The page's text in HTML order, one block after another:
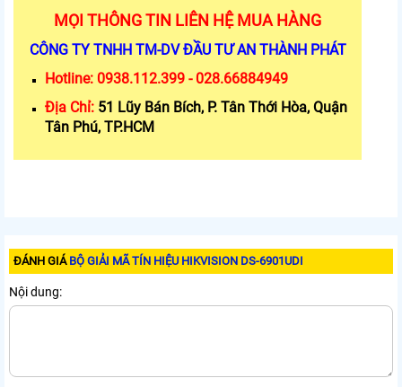
MỌI THÔNG TIN LIÊN HỆ MUA HÀNG
CÔNG TY TNHH TM-DV ĐẦU TƯ AN THÀNH PHÁT
Hotline: 0938.112.399 - 028.66884949
Địa Chỉ: 51 Lũy Bán Bích, P. Tân Thới Hòa, Quận
Tân Phú, TP.HCM
ĐÁNH GIÁ BỘ GIẢI MÃ TÍN HIỆU HIKVISION DS-6901UDI
Nội dung: